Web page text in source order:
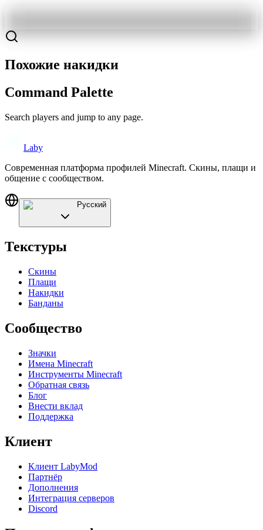
Похожие накидки
Command Palette
Search players and jump to any page.
Laby
Современная платформа профилей Minecraft. Скины, плащи и
общение с сообществом.
Русский
Текстуры
Скины
Плащи
Накидки
Банданы
Сообщество
Значки
Имена Minecraft
Инструменты Minecraft
Обратная связь
Блог
Внести вклад
Поддержка
Клиент
Клиент LabyMod
Партнёр
Дополнения
Интеграция серверов
Discord